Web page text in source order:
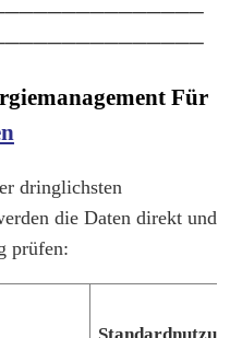
Für
dringlichsten
die Daten direkt und
prüfen: